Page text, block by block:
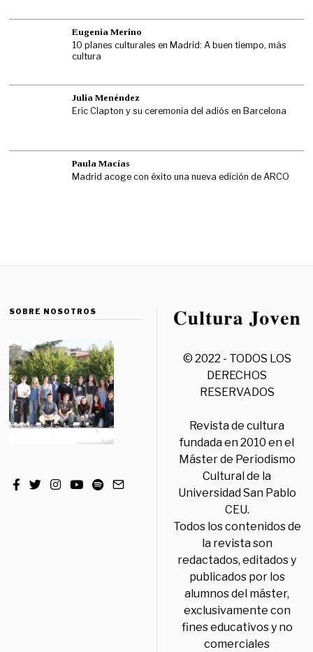
Eugenia Merino
10 planes culturales en Madrid: A buen tiempo, más
cultura
Julia Menéndez
Eric Clapton y su ceremonia del adiós en Barcelona
Paula Macías
Madrid acoge con éxito una nueva edición de ARCO
SOBRE NOSOTROS
© 2022 - TODOS LOS
DERECHOS
RESERVADOS
Revista de cultura
fundada en 2010 en el
Máster de Periodismo
Cultural de la
Universidad San Pablo
CEU.
Todos los contenidos de
la revista son
redactados, editados y
publicados por los
alumnos del máster,
exclusivamente con
fines educativos y no
comerciales